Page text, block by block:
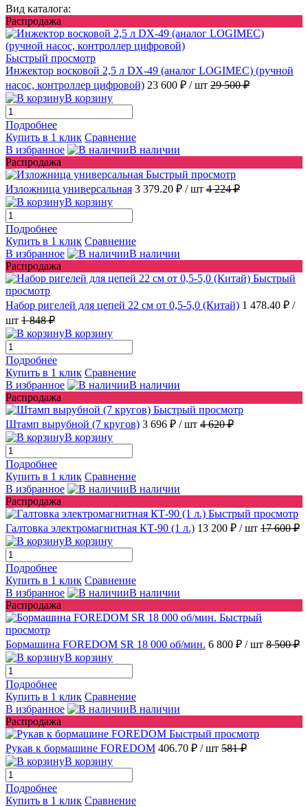
Вид каталога:
Распродажа
Быстрый просмотр
Инжектор восковой 2,5 л DX-49 (аналог LOGIMEC) (ручной
насос, контроллер цифровой) 23 600 ₽ / шт 29 500 ₽
В корзину
Подробнее
Купить в 1 клик Сравнение
В избранное
В наличии
Распродажа
Быстрый просмотр
Изложница универсальная 3 379.20 ₽ / шт 4 224 ₽
В корзину
Подробнее
Купить в 1 клик Сравнение
В избранное
В наличии
Распродажа
Быстрый
просмотр
Набор ригелей для цепей 22 см от 0,5-5,0 (Китай) 1 478.40 ₽ /
шт 1 848 ₽
В корзину
Подробнее
Купить в 1 клик Сравнение
В избранное
В наличии
Распродажа
Быстрый просмотр
Штамп вырубной (7 кругов) 3 696 ₽ / шт 4 620 ₽
В корзину
Подробнее
Купить в 1 клик Сравнение
В избранное
В наличии
Распродажа
Быстрый просмотр
Галтовка электромагнитная КТ-90 (1 л.) 13 200 ₽ / шт 17 600 ₽
В корзину
Подробнее
Купить в 1 клик Сравнение
В избранное
В наличии
Распродажа
Быстрый
просмотр
Бормашина FOREDOM SR 18 000 об/мин. 6 800 ₽ / шт 8 500 ₽
В корзину
Подробнее
Купить в 1 клик Сравнение
В избранное
В наличии
Распродажа
Быстрый просмотр
Рукав к бормашине FOREDOM 406.70 ₽ / шт 581 ₽
В корзину
Подробнее
Купить в 1 клик Сравнение